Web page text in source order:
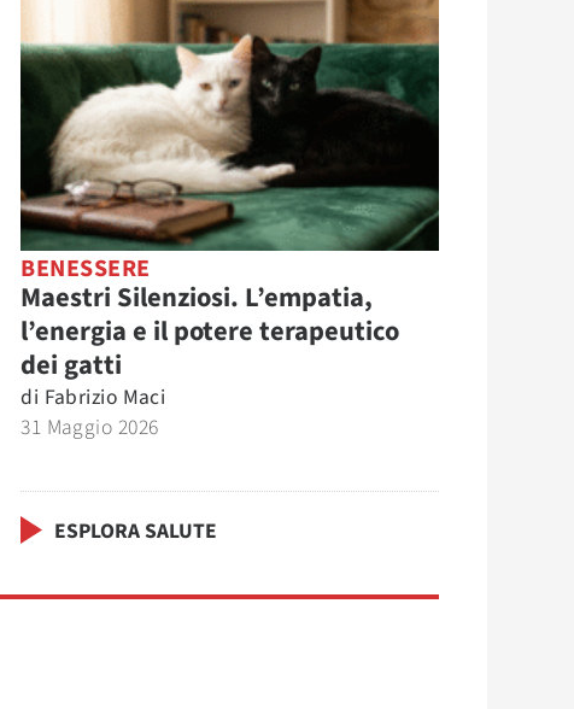
BENESSERE
Maestri Silenziosi. L’empatia,
l’energia e il potere terapeutico
dei gatti
di Fabrizio Maci
31 Maggio 2026
ESPLORA SALUTE